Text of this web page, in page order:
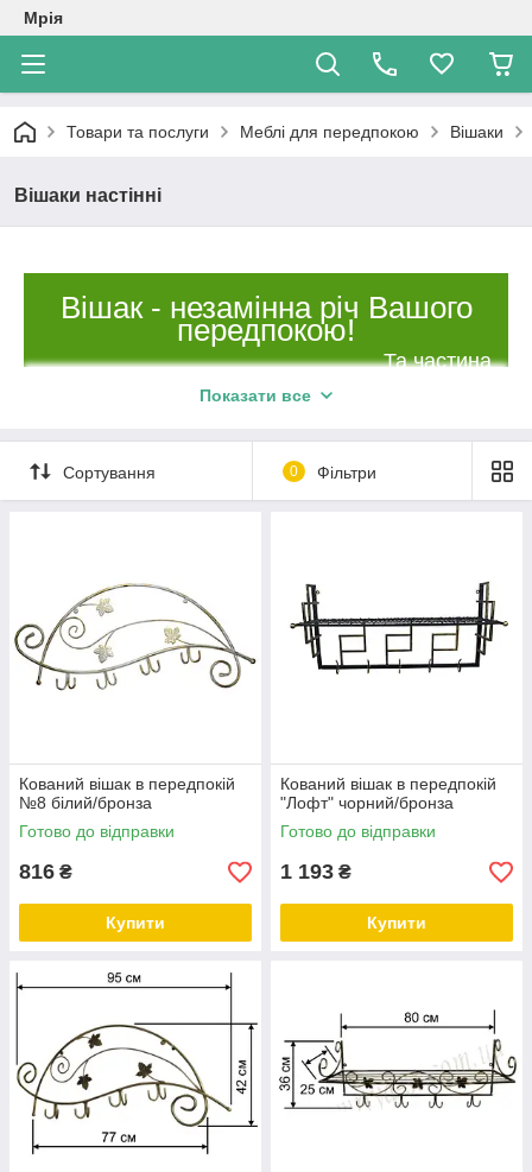
Мрія
Товари та послуги Меблі для передпокою Вішаки
Вішаки настінні
Вішак - незамінна річ Вашого
передпокою!
Та частина
порядок в
передпокої!
Ваш одяг і одяг
та
Відправка по
Україні.
Показати все
Сортування 0 Фільтри
Кований вішак в передпокій
№8 білий/бронза
Готово до відправки
816 ₴
Купити
Кований вішак в передпокій
"Лофт" чорний/бронза
Готово до відправки
1 193 ₴
Купити